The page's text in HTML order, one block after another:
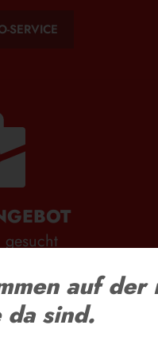
SERVICE
auf der
da sind.